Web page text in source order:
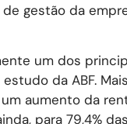
gestão da
um dos
da ABF.
aumento da
para 79,4%